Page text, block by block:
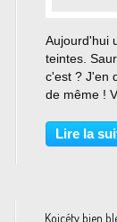
Aujourd'hui
teintes.
c'est ? J'en
de même !
Lire la
Koicéty bien